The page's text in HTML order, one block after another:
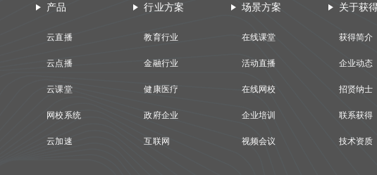
产品
云直播
云点播
云课堂
网校系统
云加速
行业方案
教育行业
金融行业
健康医疗
政府企业
互联网
场景方案
在线课堂
活动直播
在线网校
企业培训
视频会议
关于获
获得简介
企业动态
招贤纳士
联系获得
技术资质